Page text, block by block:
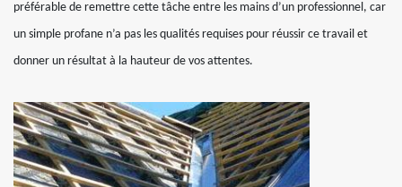
préférable de remettre cette tâche entre les mains d’un professionnel, car
un simple profane n’a pas les qualités requises pour réussir ce travail et
donner un résultat à la hauteur de vos attentes.